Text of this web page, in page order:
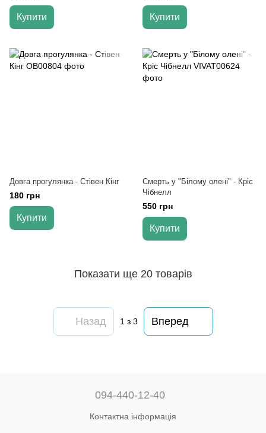
Купити Купити
Довга прогулянка - Стівен Кінг
180 грн
Купити
Смерть у "Білому олені" - Кріс
Чібнелл
550 грн
Купити
Показати ще 20 товарів
Назад 1 з 3 Вперед
094-440-12-40
Контактна інформація